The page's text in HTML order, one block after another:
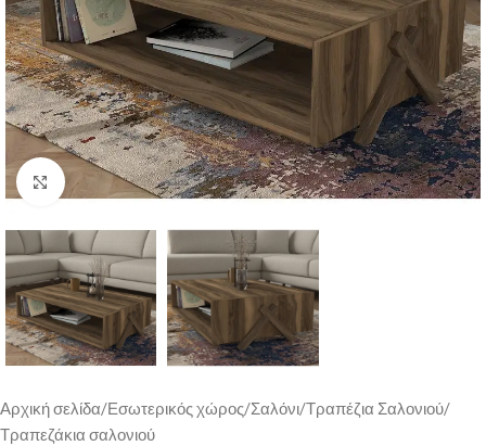
Κάντε κλικ για μεγέθυνση
Αρχική σελίδα/Εσωτερικός χώρος/Σαλόνι/Τραπέζια Σαλονιού/
Τραπεζάκια σαλονιού